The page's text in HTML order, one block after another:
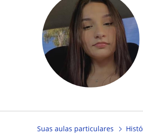
Suas aulas particulares